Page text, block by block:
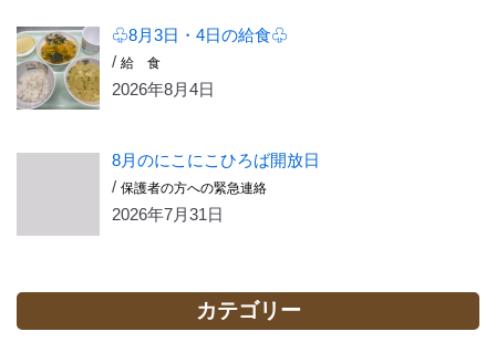
♧8月3日・4日の給食♧
/給 食
2026年8月4日
8月のにこにこひろば開放日
/保護者の方への緊急連絡
2026年7月31日
カテゴリー